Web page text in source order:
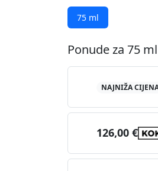
75 ml
Ponude za 75 ml
NAJNIŽA
126,00 €